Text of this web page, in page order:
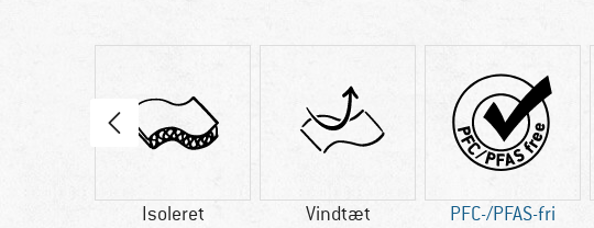
Isoleret Vindtæt PFC-/PFAS-fri